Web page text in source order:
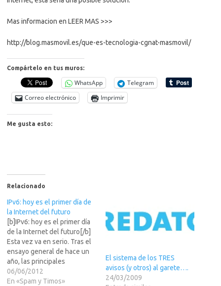
Mas informacion en LEER MAS >>>
http://blog.masmovil.es/que-es-tecnologia-cgnat-masmovil/
Compártelo en tus muros:
WhatsApp
Telegram
Correo electrónico
Imprimir
Me gusta esto:
Relacionado
IPv6: hoy es el primer día de
la Internet del futuro
[b]IPv6: hoy es el primer día
de la Internet del futuro[/b]
Esta vez va en serio. Tras el
ensayo general de hace un
año, las principales
empresas de Internet han
LEER MAS >>> habilitado
06/06/2012
En «Spam y Timos»
El sistema de los TRES
avisos (y otros) al garete….
24/03/2009